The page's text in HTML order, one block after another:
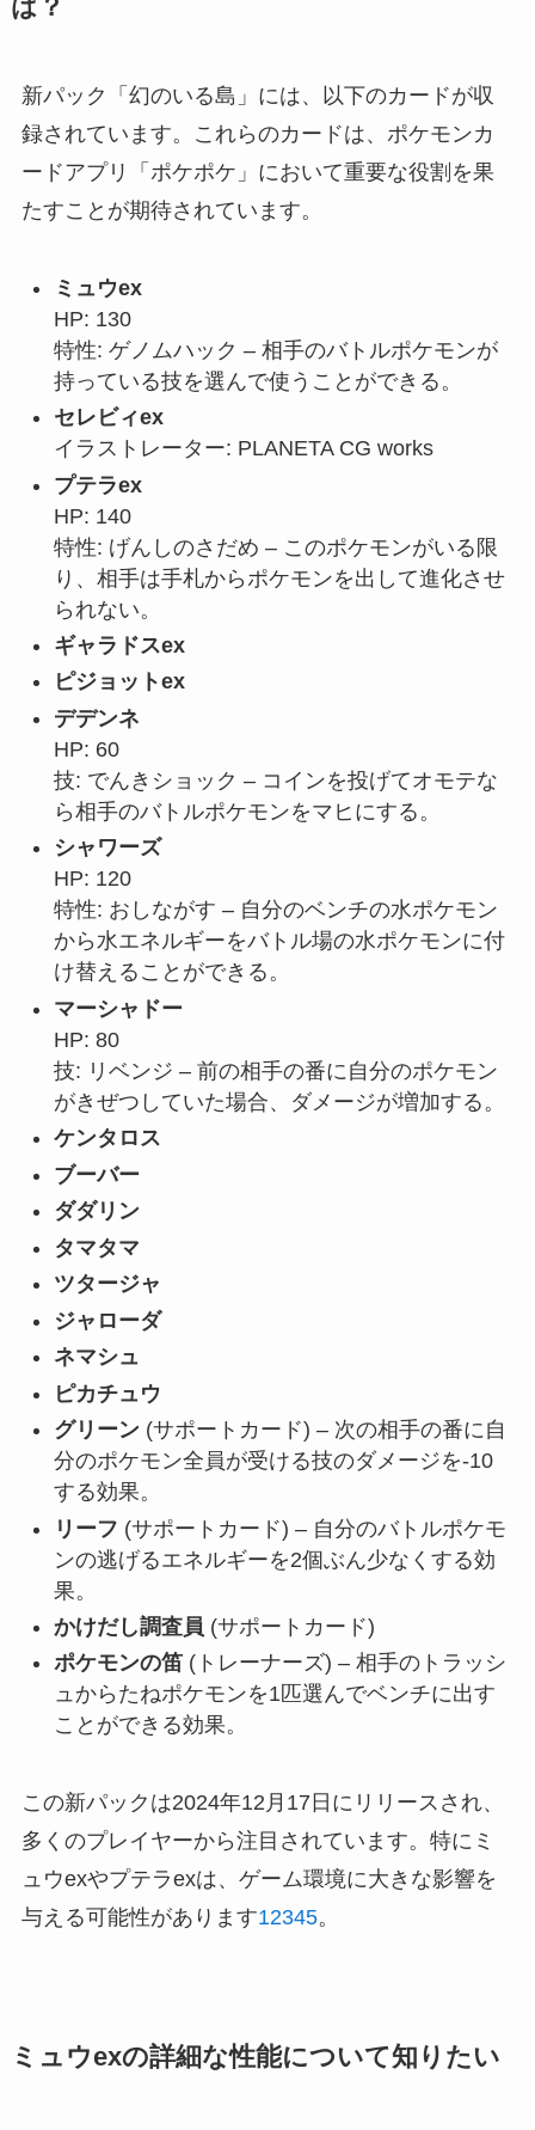
は？
新パック「幻のいる島」には、以下のカードが収
録されています。これらのカードは、ポケモンカ
ードアプリ「ポケポケ」において重要な役割を果
たすことが期待されています。
ミュウex
HP: 130
特性: ゲノムハック – 相手のバトルポケモンが
持っている技を選んで使うことができる。
セレビィex
イラストレーター: PLANETA CG works
プテラex
HP: 140
特性: げんしのさだめ – このポケモンがいる限
り、相手は手札からポケモンを出して進化させ
られない。
ギャラドスex
ピジョットex
デデンネ
HP: 60
技: でんきショック – コインを投げてオモテな
ら相手のバトルポケモンをマヒにする。
シャワーズ
HP: 120
特性: おしながす – 自分のベンチの水ポケモン
から水エネルギーをバトル場の水ポケモンに付
け替えることができる。
マーシャドー
HP: 80
技: リベンジ – 前の相手の番に自分のポケモン
がきぜつしていた場合、ダメージが増加する。
ケンタロス
ブーバー
ダダリン
タマタマ
ツタージャ
ジャローダ
ネマシュ
ピカチュウ
グリーン(サポートカード) – 次の相手の番に自
分のポケモン全員が受ける技のダメージを-10
する効果。
リーフ (サポートカード) – 自分のバトルポケモ
ンの逃げるエネルギーを2個ぶん少なくする効
果。
かけだし調査員 (サポートカード)
ポケモンの笛(トレーナーズ) – 相手のトラッシ
ュからたねポケモンを1匹選んでベンチに出す
ことができる効果。
この新パックは2024年12月17日にリリースされ、
多くのプレイヤーから注目されています。特にミ
ュウexやプテラexは、ゲーム環境に大きな影響を
与える可能性があります12345。
ミュウexの詳細な性能について知りたい